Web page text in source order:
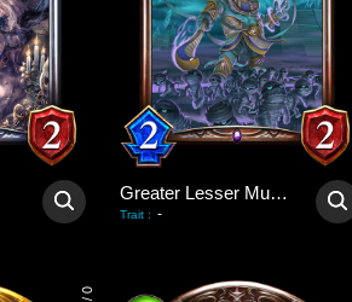
Greater Lesser Mummy
Trait : -
0
/